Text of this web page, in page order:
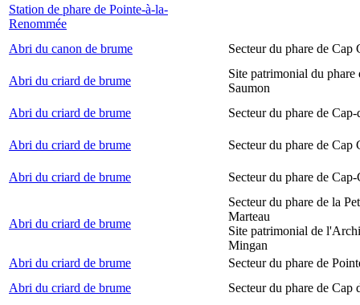
Station de phare de Pointe-à-la-
Renommée
Abri du canon de brume
Secteur du phare de Cap
Abri du criard de brume
Site patrimonial du phare
Saumon
Abri du criard de brume
Secteur du phare de Cap-
Abri du criard de brume Secteur du phare de Cap
Abri du criard de brume Secteur du phare de Cap-
Abri du criard de brume
Secteur du phare de la
Marteau
Site patrimonial de
Mingan
Abri du criard de brume
Secteur du phare de
Abri du criard de brume
Secteur du phare de Cap